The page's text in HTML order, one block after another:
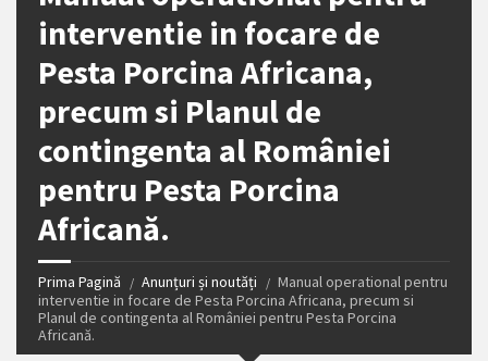
interventie in focare de
Pesta Porcina Africana,
precum si Planul de
contingenta al României
pentru Pesta Porcina
Africană.
Prima Pagină Anunțuri și noutăți
Manual operational pentru
interventie in focare de Pesta Porcina Africana, precum si
Planul de contingenta al României pentru Pesta Porcina
Africană.